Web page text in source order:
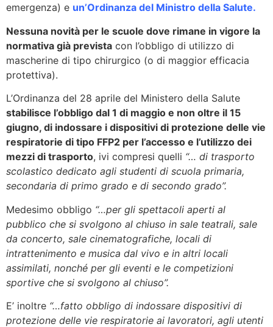
emergenza) e un’Ordinanza del Ministro della Salute.
Nessuna novità per le scuole dove rimane in vigore la
normativa già prevista con l’obbligo di utilizzo di
mascherine di tipo chirurgico (o di maggior efficacia
protettiva).
L’Ordinanza del 28 aprile del Ministero della Salute
stabilisce l’obbligo dal 1 di maggio e non oltre il 15
giugno, di indossare i dispositivi di protezione delle vie
respiratorie di tipo FFP2 per l’accesso e l’utilizzo dei
mezzi di trasporto, ivi compresi quelli “… di trasporto
scolastico dedicato agli studenti di scuola primaria,
secondaria di primo grado e di secondo grado”.
Medesimo obbligo “…per gli spettacoli aperti al
pubblico che si svolgono al chiuso in sale teatrali, sale
da concerto, sale cinematografiche, locali di
intrattenimento e musica dal vivo e in altri locali
assimilati, nonché per gli eventi e le competizioni
sportive che si svolgono al chiuso”.
E’ inoltre “…fatto obbligo di indossare dispositivi di
protezione delle vie respiratorie ai lavoratori, agli utenti